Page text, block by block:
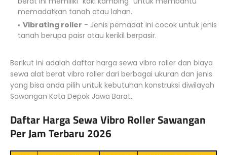
memadatkan tanah atau lahan.
Vibrating roller - Jenis pemadat ini cocok untuk jenis
tanah berupa paisr atau kerikil berpasir.
Berikut ini adalah daftar harga sewa vibro roller dan biaya
sewa alat berat vibro roller dari berbagai ukuran dan jenis
yang bisa anda pilih untuk kebutuhan konstruksi diwilayah
Sawangan Kota Depok Jawa Barat.
Daftar Harga Sewa Vibro Roller Sawangan
Per Jam Terbaru 2026